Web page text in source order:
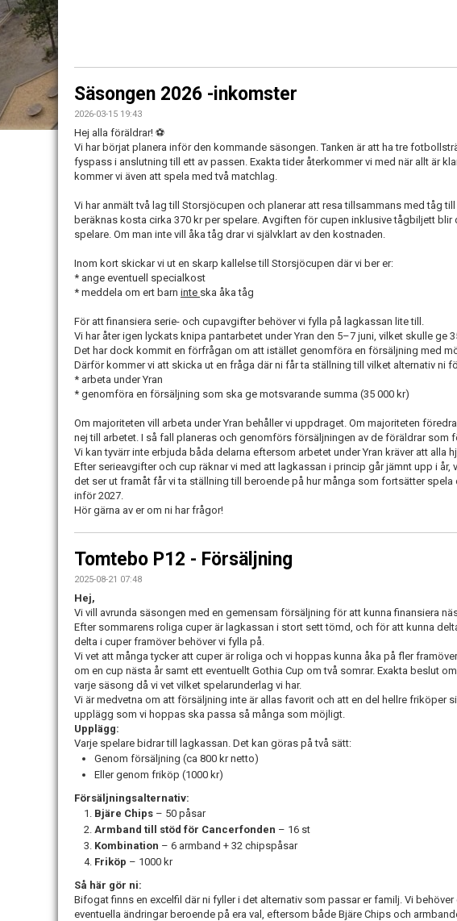
Säsongen 2026 -inkomster
2026-03-15 19:43
Hej alla föräldrar! ⚽
Vi har börjat planera inför den kommande säsongen. Tanken är att ha tre
fyspass i anslutning till ett av passen. Exakta tider återkommer vi med när allt är
kommer vi även att spela med två matchlag.
Vi har anmält två lag till Storsjöcupen och planerar att resa tillsammans med tåg till
beräknas kosta cirka 370 kr per spelare. Avgiften för cupen inklusive tågbiljett blir
spelare. Om man inte vill åka tåg drar vi självklart av den kostnaden.
Inom kort skickar vi ut en skarp kallelse till Storsjöcupen där vi ber er:
* ange eventuell specialkost
* meddela om ert barn inte ska åka tåg
För att finansiera serie- och cupavgifter behöver vi fylla på lagkassan lite till.
Vi har åter igen lyckats knipa pantarbetet under Yran den 5–7 juni, vilket skulle ge
Det har dock kommit en förfrågan om att istället genomföra en försäljning med
Därför kommer vi att skicka ut en fråga där ni får ta ställning till vilket alternativ ni
* arbeta under Yran
* genomföra en försäljning som ska ge motsvarande summa (35 000 kr)
Om majoriteten vill arbeta under Yran behåller vi uppdraget. Om majoriteten
nej till arbetet. I så fall planeras och genomförs försäljningen av de föräldrar som
Vi kan tyvärr inte erbjuda båda delarna eftersom arbetet under Yran kräver att alla
Efter serieavgifter och cup räknar vi med att lagkassan i princip går jämnt upp i år,
det ser ut framåt får vi ta ställning till beroende på hur många som fortsätter spela
inför 2027.
Hör gärna av er om ni har frågor!
Tomtebo P12 - Försäljning
2025-08-21 07:48
Hej,
Vi vill avrunda säsongen med en gemensam försäljning för att kunna finansiera
Efter sommarens roliga cuper är lagkassan i stort sett tömd, och för att kunna
delta i cuper framöver behöver vi fylla på.
Vi vet att många tycker att cuper är roliga och vi hoppas kunna åka på fler
om en cup nästa år samt ett eventuellt Gothia Cup om två somrar. Exakta beslut
varje säsong då vi vet vilket spelarunderlag vi har.
Vi är medvetna om att försäljning inte är allas favorit och att en del hellre friköper
upplägg som vi hoppas ska passa så många som möjligt.
Upplägg:
Varje spelare bidrar till lagkassan. Det kan göras på två sätt:
Genom försäljning (ca 800 kr netto)
Eller genom friköp (1000 kr)
Försäljningsalternativ:
Bjäre Chips – 50 påsar
Armband till stöd för Cancerfonden – 16 st
Kombination – 6 armband + 32 chipspåsar
Friköp – 1000 kr
Så här gör ni:
Bifogat finns en excelfil där ni fyller i det alternativ som passar er familj. Vi
eventuella ändringar beroende på era val, eftersom både Bjäre Chips och